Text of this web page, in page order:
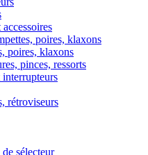
poires, klaxons
poires, klaxons
pinces, ressorts
rétroviseurs
sélecteur